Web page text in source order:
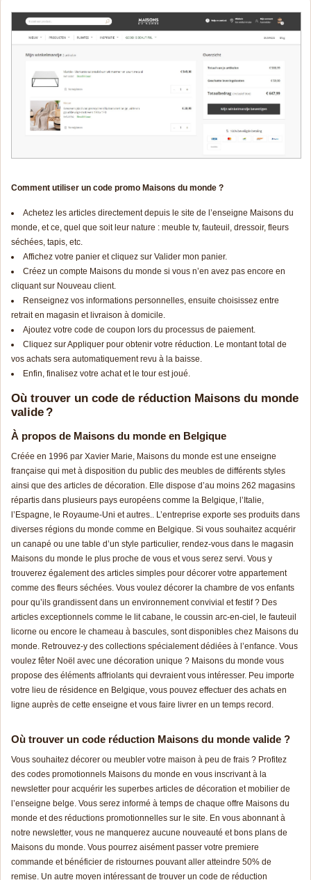
Comment utiliser un code promo Maisons du monde ?
Achetez les articles directement depuis le site de l’enseigne Maisons du
monde, et ce, quel que soit leur nature : meuble tv, fauteuil, dressoir, fleurs
séchées, tapis, etc.
Affichez votre panier et cliquez sur Valider mon panier.
Créez un compte Maisons du monde si vous n’en avez pas encore en
cliquant sur Nouveau client.
Renseignez vos informations personnelles, ensuite choisissez entre
retrait en magasin et livraison à domicile.
Ajoutez votre code de coupon lors du processus de paiement.
Cliquez sur Appliquer pour obtenir votre réduction. Le montant total de
vos achats sera automatiquement revu à la baisse.
Enfin, finalisez votre achat et le tour est joué.
Où trouver un code de réduction Maisons du monde
valide ?
À propos de Maisons du monde en Belgique
Créée en 1996 par Xavier Marie, Maisons du monde est une enseigne
française qui met à disposition du public des meubles de différents styles
ainsi que des articles de décoration. Elle dispose d’au moins 262 magasins
répartis dans plusieurs pays européens comme la Belgique, l’Italie,
l’Espagne, le Royaume-Uni et autres.. L’entreprise exporte ses produits dans
diverses régions du monde comme en Belgique. Si vous souhaitez acquérir
un canapé ou une table d’un style particulier, rendez-vous dans le magasin
Maisons du monde le plus proche de vous et vous serez servi. Vous y
trouverez également des articles simples pour décorer votre appartement
comme des fleurs séchées. Vous voulez décorer la chambre de vos enfants
pour qu’ils grandissent dans un environnement convivial et festif ? Des
articles exceptionnels comme le lit cabane, le coussin arc-en-ciel, le fauteuil
licorne ou encore le chameau à bascules, sont disponibles chez Maisons du
monde. Retrouvez-y des collections spécialement dédiées à l’enfance. Vous
voulez fêter Noël avec une décoration unique ? Maisons du monde vous
propose des éléments affriolants qui devraient vous intéresser. Peu importe
votre lieu de résidence en Belgique, vous pouvez effectuer des achats en
ligne auprès de cette enseigne et vous faire livrer en un temps record.
Où trouver un code réduction Maisons du monde valide ?
Vous souhaitez décorer ou meubler votre maison à peu de frais ? Profitez
des codes promotionnels Maisons du monde en vous inscrivant à la
newsletter pour acquérir les superbes articles de décoration et mobilier de
l’enseigne belge. Vous serez informé à temps de chaque offre Maisons du
monde et des réductions promotionnelles sur le site. En vous abonnant à
notre newsletter, vous ne manquerez aucune nouveauté et bons plans de
Maisons du monde. Vous pourrez aisément passer votre premiere
commande et bénéficier de ristournes pouvant aller atteindre 50% de
remise. Un autre moyen intéressant de trouver un code de réduction